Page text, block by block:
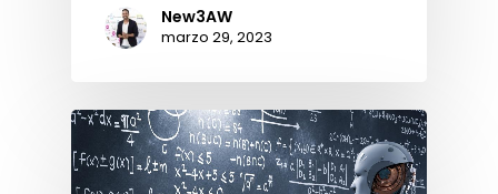
New3AW
marzo 29, 2023